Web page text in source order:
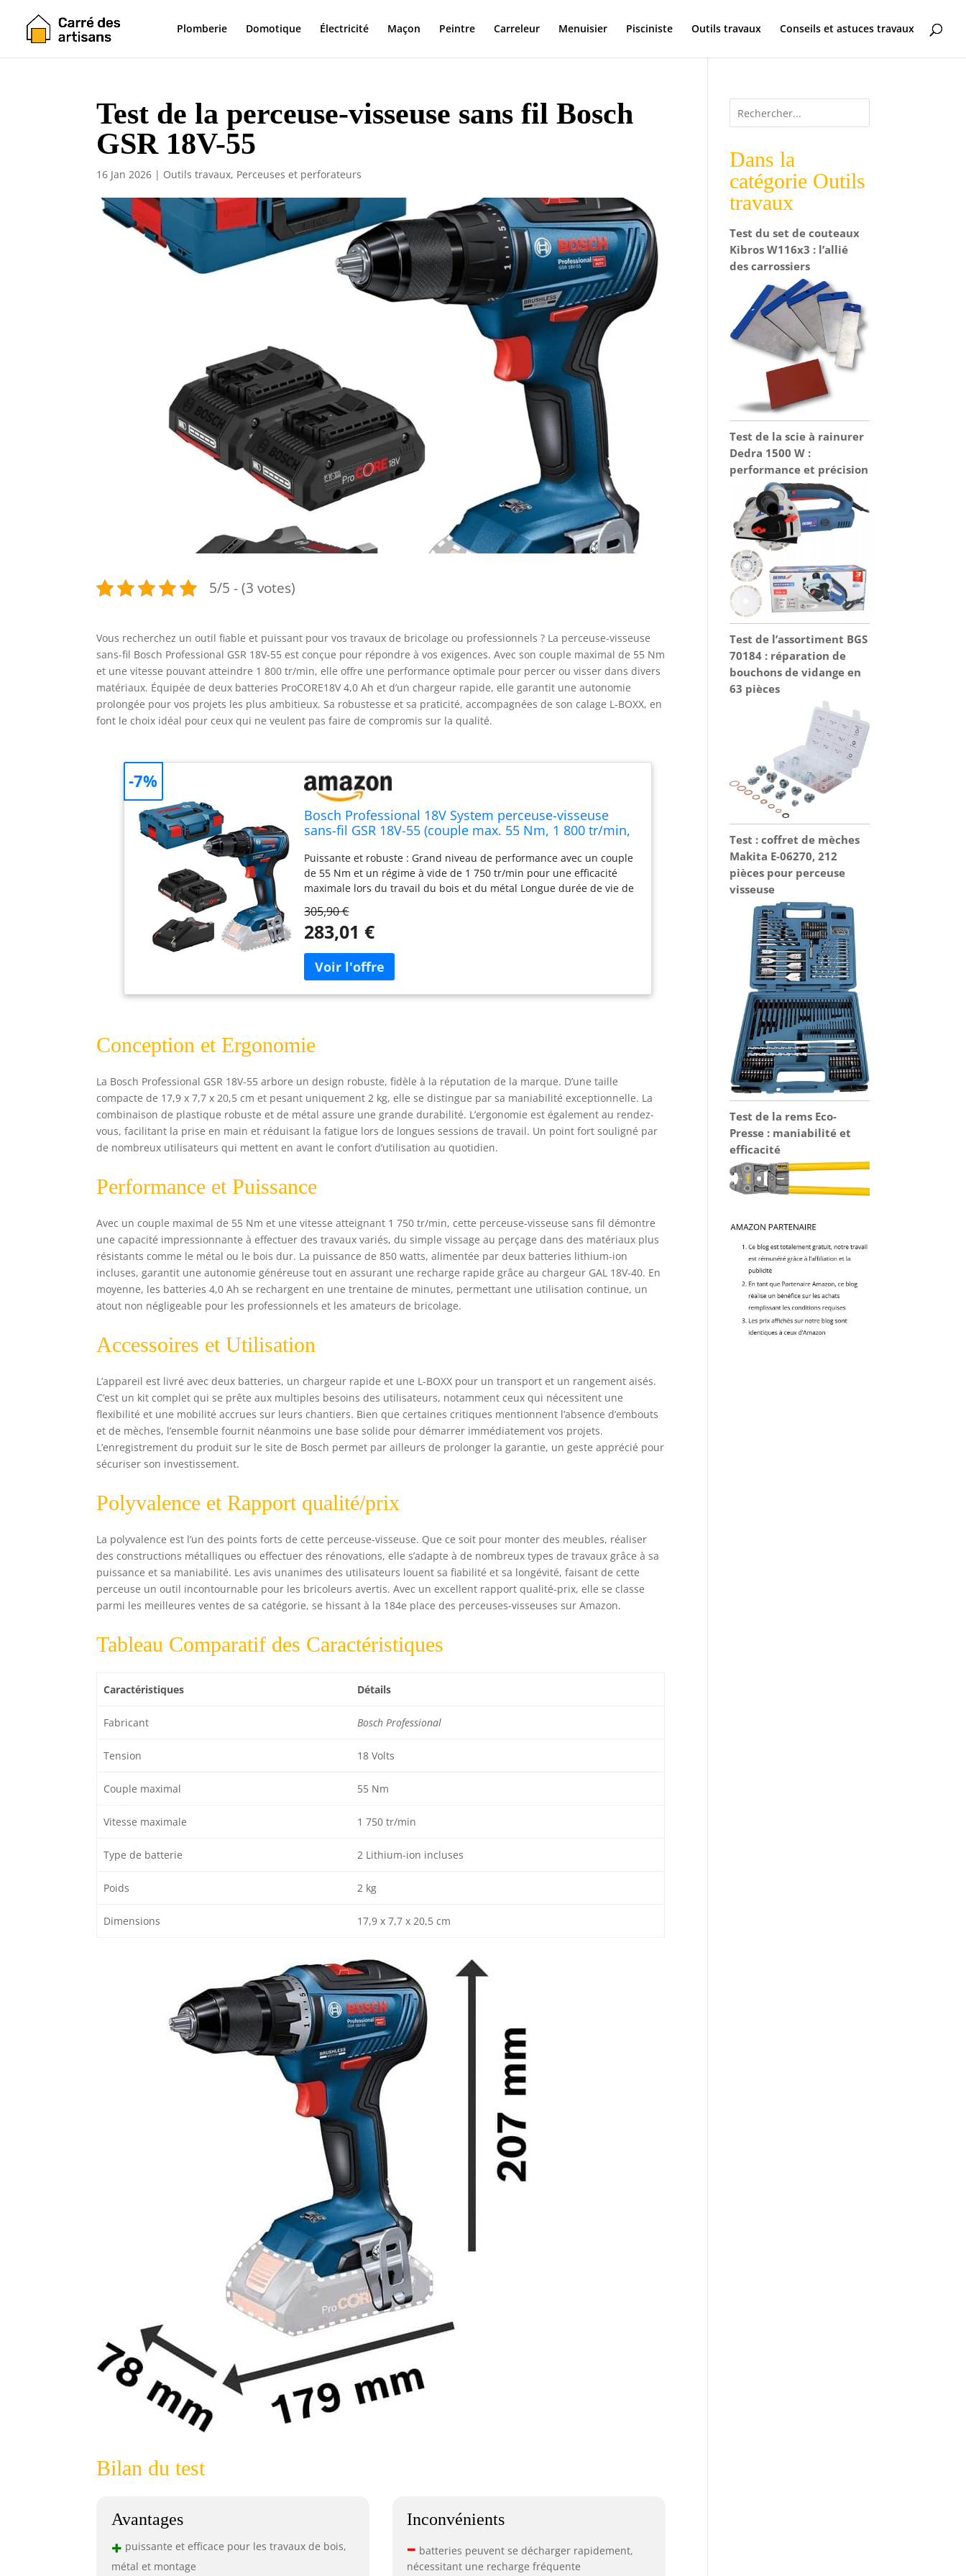
Plomberie Domotique Électricité Maçon Peintre Carreleur Menuisier Pisciniste Outils travaux Conseils et astuces travaux
Test de la perceuse-visseuse sans fil Bosch
GSR 18V-55
16 Jan 2026 | Outils travaux, Perceuses et perforateurs
5/5 - (3 votes)
Vous recherchez un outil fiable et puissant pour vos travaux de bricolage ou professionnels ? La perceuse-visseuse
sans-fil Bosch Professional GSR 18V-55 est conçue pour répondre à vos exigences. Avec son couple maximal de 55 Nm
et une vitesse pouvant atteindre 1 800 tr/min, elle offre une performance optimale pour percer ou visser dans divers
matériaux. Équipée de deux batteries ProCORE18V 4,0 Ah et d’un chargeur rapide, elle garantit une autonomie
prolongée pour vos projets les plus ambitieux. Sa robustesse et sa praticité, accompagnées de son calage L-BOXX, en
font le choix idéal pour ceux qui ne veulent pas faire de compromis sur la qualité.
Bosch Professional 18V System perceuse-visseuse
sans-fil GSR 18V-55 (couple max. 55 Nm, 1 800 tr/min,
GAL 18V-40, calage L-BOXX, L-BOXX)
Puissante et robuste : Grand niveau de performance avec un couple
de 55 Nm et un régime à vide de 1 750 tr/min pour une efficacité
maximale lors du travail du bois et du métal Longue durée de vie de
sans charbons ménageant la batterie Longue durée de vie d'outil et
grande autonomie de batterie grâce au moteur sans charbon
avec le Professional 18V System Bosch et avec de nombreux autres
outils de l’Alliance multi-marques AMPShare. Livré avec : GSR 18V-55,
2 batteries ProCORE18V 4.0Ah, chargeur rapide GAL 18V-40, calage L-
305,90 €
283,01 €
-7%
Conception et Ergonomie
La Bosch Professional GSR 18V-55 arbore un design robuste, fidèle à la réputation de la marque. D’une taille
compacte de 17,9 x 7,7 x 20,5 cm et pesant uniquement 2 kg, elle se distingue par sa maniabilité exceptionnelle. La
combinaison de plastique robuste et de métal assure une grande durabilité. L’ergonomie est également au rendez-
vous, facilitant la prise en main et réduisant la fatigue lors de longues sessions de travail. Un point fort souligné par
de nombreux utilisateurs qui mettent en avant le confort d’utilisation au quotidien.
Performance et Puissance
Avec un couple maximal de 55 Nm et une vitesse atteignant 1 750 tr/min, cette perceuse-visseuse sans fil démontre
une capacité impressionnante à effectuer des travaux variés, du simple vissage au perçage dans des matériaux plus
résistants comme le métal ou le bois dur. La puissance de 850 watts, alimentée par deux batteries lithium-ion
incluses, garantit une autonomie généreuse tout en assurant une recharge rapide grâce au chargeur GAL 18V-40. En
moyenne, les batteries 4,0 Ah se rechargent en une trentaine de minutes, permettant une utilisation continue, un
atout non négligeable pour les professionnels et les amateurs de bricolage.
Accessoires et Utilisation
L’appareil est livré avec deux batteries, un chargeur rapide et une L-BOXX pour un transport et un rangement aisés.
C’est un kit complet qui se prête aux multiples besoins des utilisateurs, notamment ceux qui nécessitent une
flexibilité et une mobilité accrues sur leurs chantiers. Bien que certaines critiques mentionnent l’absence d’embouts
et de mèches, l’ensemble fournit néanmoins une base solide pour démarrer immédiatement vos projets.
L’enregistrement du produit sur le site de Bosch permet par ailleurs de prolonger la garantie, un geste apprécié pour
sécuriser son investissement.
Polyvalence et Rapport qualité/prix
La polyvalence est l’un des points forts de cette perceuse-visseuse. Que ce soit pour monter des meubles, réaliser
des constructions métalliques ou effectuer des rénovations, elle s’adapte à de nombreux types de travaux grâce à sa
puissance et sa maniabilité. Les avis unanimes des utilisateurs louent sa fiabilité et sa longévité, faisant de cette
perceuse un outil incontournable pour les bricoleurs avertis. Avec un excellent rapport qualité-prix, elle se classe
parmi les meilleures ventes de sa catégorie, se hissant à la 184e place des perceuses-visseuses sur Amazon.
Tableau Comparatif des Caractéristiques
Caractéristiques Détails
Fabricant Bosch Professional
Tension 18 Volts
Couple maximal 55 Nm
Vitesse maximale 1 750 tr/min
Type de batterie 2 Lithium-ion incluses
Poids 2 kg
Dimensions 17,9 x 7,7 x 20,5 cm
Bilan du test
Avantages
+ puissante et efficace pour les travaux de bois,
métal et montage
Inconvénients
– batteries peuvent se décharger rapidement,
nécessitant une recharge fréquente
Dans la
catégorie Outils
travaux
Test du set de couteaux
Kibros W116x3 : l’allié
des carrossiers
Test de la scie à rainurer
Dedra 1500 W :
performance et précision
Test de l’assortiment BGS
70184 : réparation de
bouchons de vidange en
63 pièces
Test : coffret de mèches
Makita E-06270, 212
pièces pour perceuse
visseuse
Test de la rems Eco-
Presse : maniabilité et
efficacité